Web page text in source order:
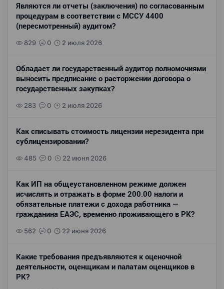
Являются ли отчеты (заключения) по согласованным
процедурам в соответствии с МССУ 4400
(пересмотренный) аудитом?
829 0 2 июля 2026
Обладает ли государственный аудитор полномочиями
выносить предписание о расторжении договора о
государственных закупках?
283 0 2 июля 2026
Как списывать стоимость лицензии нерезидента при
сублицензировании?
485 0 22 июня 2026
Как ИП на общеустановленном режиме должен
исчислять и отражать в форме 200.00 налоги и
обязательные платежи с дохода работника —
гражданина ЕАЭС, временно проживающего в РК?
562 0 22 июня 2026
Какие требования предъявляются к оценочной
деятельности, оценщикам и палатам оценщиков в
РК?